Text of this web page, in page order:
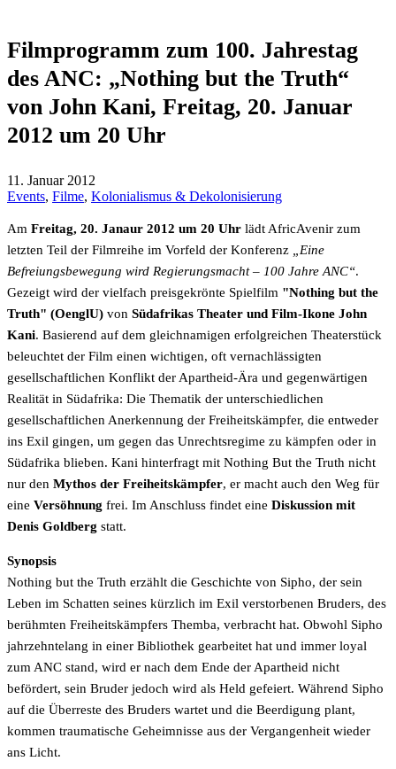
Filmprogramm zum 100. Jahrestag
des ANC: „Nothing but the Truth“
von John Kani, Freitag, 20. Januar
2012 um 20 Uhr
11. Januar 2012
Events, Filme, Kolonialismus & Dekolonisierung
Am Freitag, 20. Janaur 2012 um 20 Uhr lädt AfricAvenir zum
letzten Teil der Filmreihe im Vorfeld der Konferenz
„Eine
Befreiungsbewegung wird Regierungsmacht – 100 Jahre ANC“.
Gezeigt wird der vielfach preisgekrönte Spielfilm "Nothing but the
Truth" (OenglU) von Südafrikas Theater und Film-Ikone John
Kani. Basierend auf dem gleichnamigen erfolgreichen Theaterstück
beleuchtet der Film einen wichtigen, oft vernachlässigten
gesellschaftlichen Konflikt der Apartheid-Ära und gegenwärtigen
Realität in Südafrika: Die Thematik der unterschiedlichen
gesellschaftlichen Anerkennung der Freiheitskämpfer, die entweder
ins Exil gingen, um gegen das Unrechtsregime zu kämpfen oder in
Südafrika blieben. Kani hinterfragt mit Nothing But the Truth nicht
nur den Mythos der Freiheitskämpfer, er macht auch den Weg für
eine Versöhnung frei. Im Anschluss findet eine Diskussion mit
Denis Goldberg statt.
Synopsis
Nothing but the Truth erzählt die Geschichte von Sipho, der sein
Leben im Schatten seines kürzlich im Exil verstorbenen Bruders, des
berühmten Freiheitskämpfers Themba, verbracht hat. Obwohl Sipho
jahrzehntelang in einer Bibliothek gearbeitet hat und immer loyal
zum ANC stand, wird er nach dem Ende der Apartheid nicht
befördert, sein Bruder jedoch wird als Held gefeiert. Während Sipho
auf die Überreste des Bruders wartet und die Beerdigung plant,
kommen traumatische Geheimnisse aus der Vergangenheit wieder
ans Licht.